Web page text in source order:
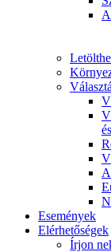
Események
Elérhetőségek
Írjon